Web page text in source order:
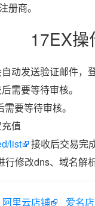
册商。
17EX操
动发送验证邮件，
需要等待审核。
需要等待审核。
值
list
接收后交易完
行修改dns、域名解
阿里云店铺 爱名